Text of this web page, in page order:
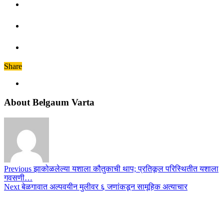
Share
About Belgaum Varta
Previousझाकोळलेल्या यशाला कौतुकाची थाप; प्रतिकूल परिस्थितीत यशाला
गवसणी…
Nextबेळगावात अल्पवयीन मुलीवर ६ जणांकडून सामूहिक अत्याचार